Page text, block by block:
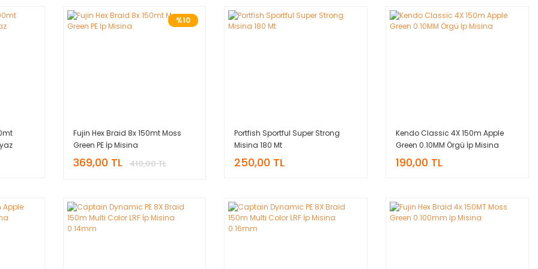
%10
Fujin Hex Braid 8x 150mt Moss
Green PE İp Misina
369,00 TL 410,00 TL
Portfish Sportful Super Strong
Misina 180 Mt
250,00 TL
Kendo Classic 4X 150m Apple
Green 0.10MM Örgü İp Misina
190,00 TL